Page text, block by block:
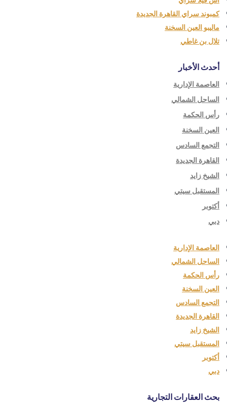
كمبوند سراي القاهرة الجديدة
ماليبو العين السخنة
تلال بن غاطي
أحدث الأخبار
العاصمة الإدارية
الساحل الشمالي
رأس الحكمة
العين السخنة
التجمع السادس
القاهرة الجديدة
الشيخ زايد
المستقبل سيتي
أكتوبر
دبي
العاصمة الإدارية
الساحل الشمالي
رأس الحكمة
العين السخنة
التجمع السادس
القاهرة الجديدة
الشيخ زايد
المستقبل سيتي
أكتوبر
دبي
بحث العقارات التجارية